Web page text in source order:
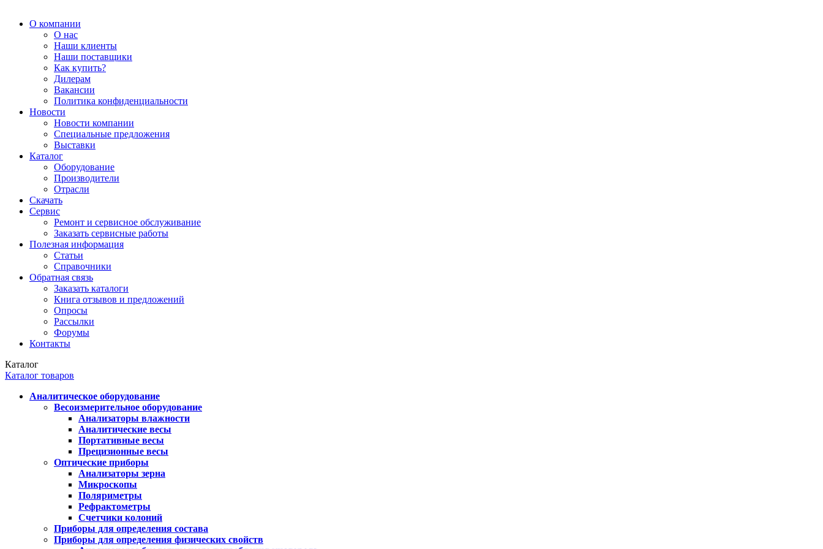
О компании
О нас
Наши клиенты
Наши поставщики
Как купить?
Дилерам
Вакансии
Политика конфиденциальности
Новости
Новости компании
Специальные предложения
Выставки
Каталог
Оборудование
Производители
Отрасли
Скачать
Сервис
Ремонт и сервисное обслуживание
Заказать сервисные работы
Полезная информация
Статьи
Справочники
Обратная связь
Заказать каталоги
Книга отзывов и предложений
Опросы
Рассылки
Форумы
Контакты
Каталог
Каталог товаров
Аналитическое оборудование
Весоизмерительное оборудование
Анализаторы влажности
Аналитические весы
Портативные весы
Прецизионные весы
Оптические приборы
Анализаторы зерна
Микроскопы
Поляриметры
Рефрактометры
Счетчики колоний
Приборы для определения состава
Приборы для определения физических свойств